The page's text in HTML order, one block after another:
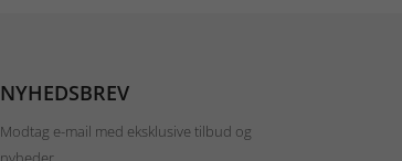
NYHEDSBREV
Modtag e-mail med eksklusive tilbud og